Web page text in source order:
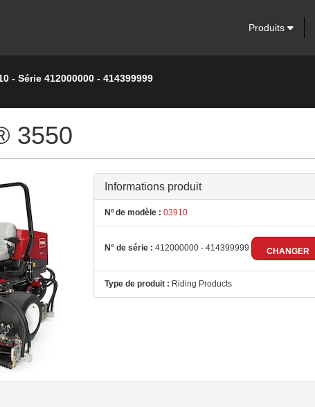
Produits
- Série 412000000 - 414399999
3550
Informations produit
Nº de modèle : 03910
N° de série : 412000000 - 414399999 CHANGER
Type de produit : Riding Products